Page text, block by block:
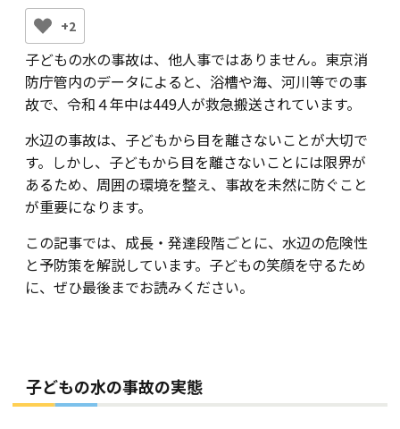
+2
子どもの水の事故は、他人事ではありません。東京消
防庁管内のデータによると、浴槽や海、河川等での事
故で、令和４年中は449人が救急搬送されています。
水辺の事故は、子どもから目を離さないことが大切で
す。しかし、子どもから目を離さないことには限界が
あるため、周囲の環境を整え、事故を未然に防ぐこと
が重要になります。
この記事では、成長・発達段階ごとに、水辺の危険性
と予防策を解説しています。子どもの笑顔を守るため
に、ぜひ最後までお読みください。
子どもの水の事故の実態